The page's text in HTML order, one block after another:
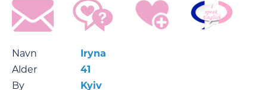
Navn
Iryna
Alder
41
By
Kyiv